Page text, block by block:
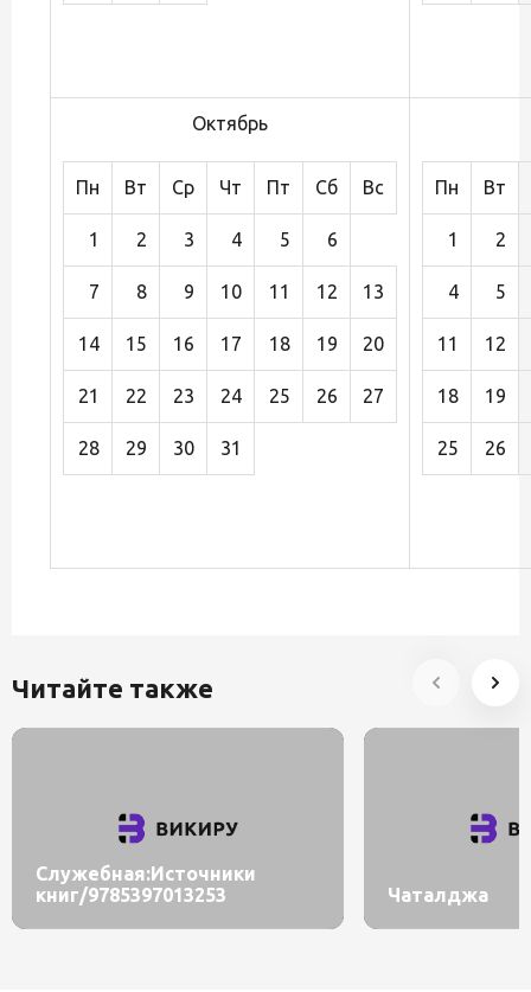
Октябрь
Пн Вт Ср Чт Пт Сб Вс
1 2 3 4 5 6
7 8 9 10 11 12 13
14 15 16 17 18 19 20
21 22 23 24 25 26 27
28 29 30 31
Пн Вт
1 2
4 5
11 12
18 19
25 26
Читайте также
Служебная:Источники
книг/9785397013253
Чаталджа